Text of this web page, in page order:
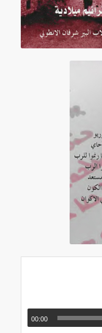
00:00